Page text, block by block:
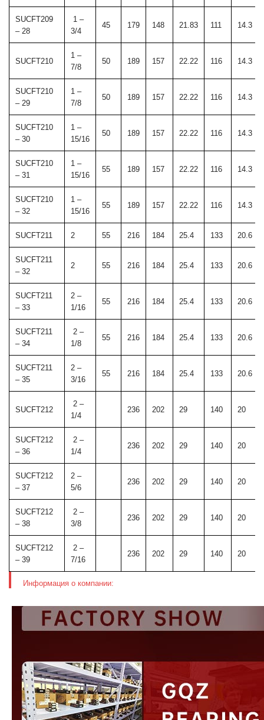
SUCFT209
– 28
1 –
3/4
45 179 148 21.83 111 14.3
SUCFT210
1 –
7/8
50 189 157 22.22 116 14.3
SUCFT210
– 29
1 –
7/8
50 189 157 22.22 116 14.3
SUCFT210
– 30
1 –
15/16
50 189 157 22.22 116 14.3
SUCFT210
– 31
1 –
15/16
55 189 157 22.22 116 14.3
SUCFT210
– 32
1 –
15/16
55 189 157 22.22 116 14.3
SUCFT211 2 55 216 184 25.4 133 20.6
SUCFT211
– 32
2 55 216 184 25.4 133 20.6
SUCFT211
– 33
2 –
1/16
55 216 184 25.4 133 20.6
SUCFT211
– 34
2 –
1/8
55 216 184 25.4 133 20.6
SUCFT211
– 35
2 –
3/16
55 216 184 25.4 133 20.6
SUCFT212
2 –
1/4
236 202 29 140 20
SUCFT212
– 36
2 –
1/4
236 202 29 140 20
SUCFT212
– 37
2 –
5/6
236 202 29 140 20
SUCFT212
– 38
2 –
3/8
236 202 29 140 20
SUCFT212
– 39
2 –
7/16
236 202 29 140 20
Информация о компании: